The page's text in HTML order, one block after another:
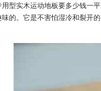
型实木运动地板要多少钱一
的。它是不害怕湿冷和裂开